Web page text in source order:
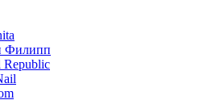
Филипп
Republic